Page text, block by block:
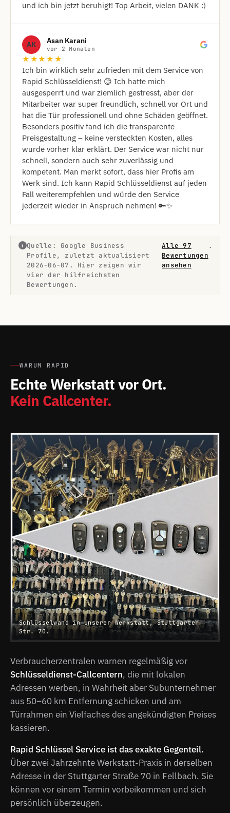
und ich bin jetzt beruhigt! Top Arbeit, vielen DANK :)
AK Asan Karani
vor 2 Monaten
★★★★★
Ich bin wirklich sehr zufrieden mit dem Service von
Rapid Schlüsseldienst! 😊 Ich hatte mich
ausgesperrt und war ziemlich gestresst, aber der
Mitarbeiter war super freundlich, schnell vor Ort und
hat die Tür professionell und ohne Schäden geöffnet.
Besonders positiv fand ich die transparente
Preisgestaltung – keine versteckten Kosten, alles
wurde vorher klar erklärt. Der Service war nicht nur
schnell, sondern auch sehr zuverlässig und
kompetent. Man merkt sofort, dass hier Profis am
Werk sind. Ich kann Rapid Schlüsseldienst auf jeden
Fall weiterempfehlen und würde den Service
jederzeit wieder in Anspruch nehmen! 🔑✨
i
Quelle: Google Business
Profile, zuletzt aktualisiert
2026-06-07. Hier zeigen wir
vier der hilfreichsten
Bewertungen.
Alle 97
Bewertungen
ansehen
.
WARUM RAPID
Echte Werkstatt vor Ort.
Kein Callcenter.
Schlüsselwand in unserer Werkstatt, Stuttgarter
Str. 70.
Verbraucherzentralen warnen regelmäßig vor
Schlüsseldienst-Callcentern, die mit lokalen
Adressen werben, in Wahrheit aber Subunternehmer
aus 50–60 km Entfernung schicken und am
Türrahmen ein Vielfaches des angekündigten Preises
kassieren.
Rapid Schlüssel Service ist das exakte Gegenteil.
Über zwei Jahrzehnte Werkstatt-Praxis in derselben
Adresse in der Stuttgarter Straße 70 in Fellbach. Sie
können vor einem Termin vorbeikommen und sich
persönlich überzeugen.